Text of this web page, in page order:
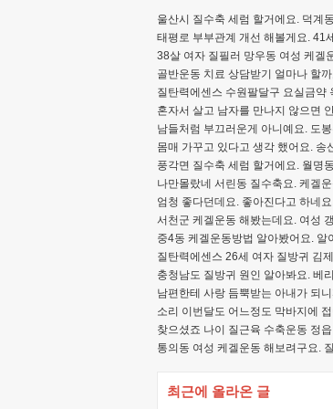
울산시 질수축 세럼 할거에요. 덕계
태평로 부부관계 개선 해볼게요. 41
38살 여자 질필러 망우동 여성 케겔
골반운동 치료 상담받기 얼마나 할
질탄력에센스 수원팔달구 요실금약
혼자서 살고 남자를 만나지 않으면
남들처럼 부끄러운게 아니예요. 도
몸매 가꾸고 있다고 생각 했어요.
풍각면 질수축 세럼 할거에요. 월명
나만몰랐네 서린동 질수축요. 케겔
엄청 좋다던데요. 좋아진다고 하네
서천군 케겔운동 해봤는데요. 여성
중4동 케겔운동방법 알아봤어요.
질탄력에센스 26세 여자 질방귀 김
충청남도 질방귀 원인 알아봐요. 베
남편한테 사랑 듬뿍받는 아내가 되
소리 이번달도 어느정도 막바지에
찾으셨죠 나이 질근육 수축운동 정
통의동 여성 케겔운동 해보려구요.
최근에 올라온 글